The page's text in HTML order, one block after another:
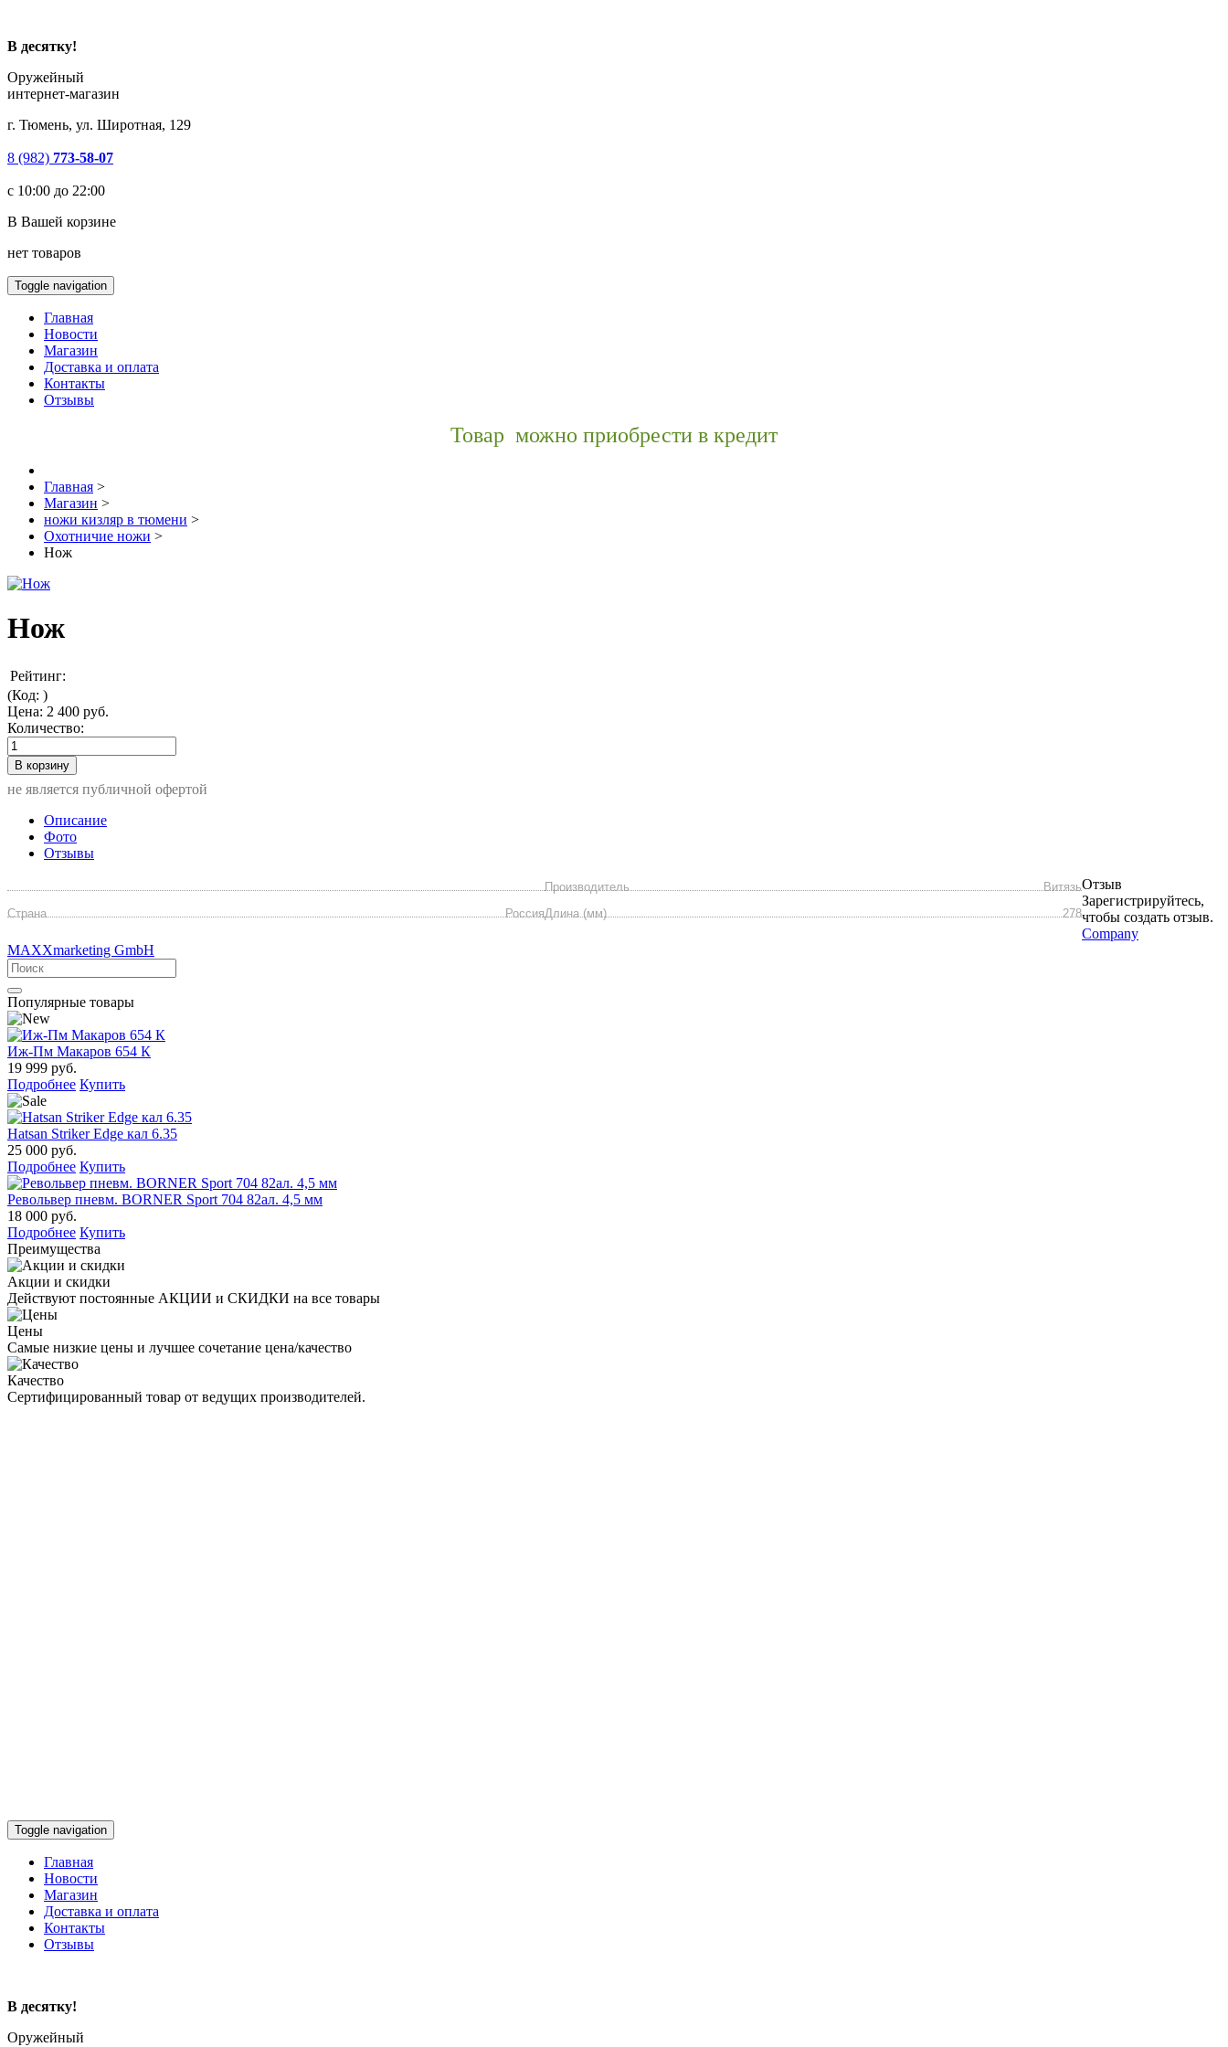
В десятку!
Оружейный
интернет-магазин
г. Тюмень, ул. Широтная, 129
8 (982) 773-58-07
с 10:00 до 22:00
В Вашей корзине
нет товаров
Toggle navigation
Главная
Новости
Магазин
Доставка и оплата
Контакты
Отзывы
Товар можно приобрести в кредит
Главная >
Магазин >
ножи кизляр в тюмени >
Охотничие ножи >
Нож
Нож
Рейтинг:
(Код: )
Цена: 2 400 руб.
Количество:
не является публичной офертой
Описание
Фото
Отзывы
Производитель
Витязь
Страна
РоссияДлина (мм) 278
Отзыв
Зарегистрируйтесь,
чтобы создать отзыв.
Company
MAXXmarketing GmbH
Популярные товары
Иж-Пм Макаров 654 К
19 999 руб.
Подробнее Купить
Hatsan Striker Edge кал 6.35
25 000 руб.
Подробнее Купить
Револьвер пневм. BORNER Sport 704 82ал. 4,5 мм
18 000 руб.
Подробнее Купить
Преимущества
Акции и скидки
Действуют постоянные АКЦИИ и СКИДКИ на все товары
Цены
Самые низкие цены и лучшее сочетание цена/качество
Качество
Сертифицированный товар от ведущих производителей.
Toggle navigation
Главная
Новости
Магазин
Доставка и оплата
Контакты
Отзывы
В десятку!
Оружейный